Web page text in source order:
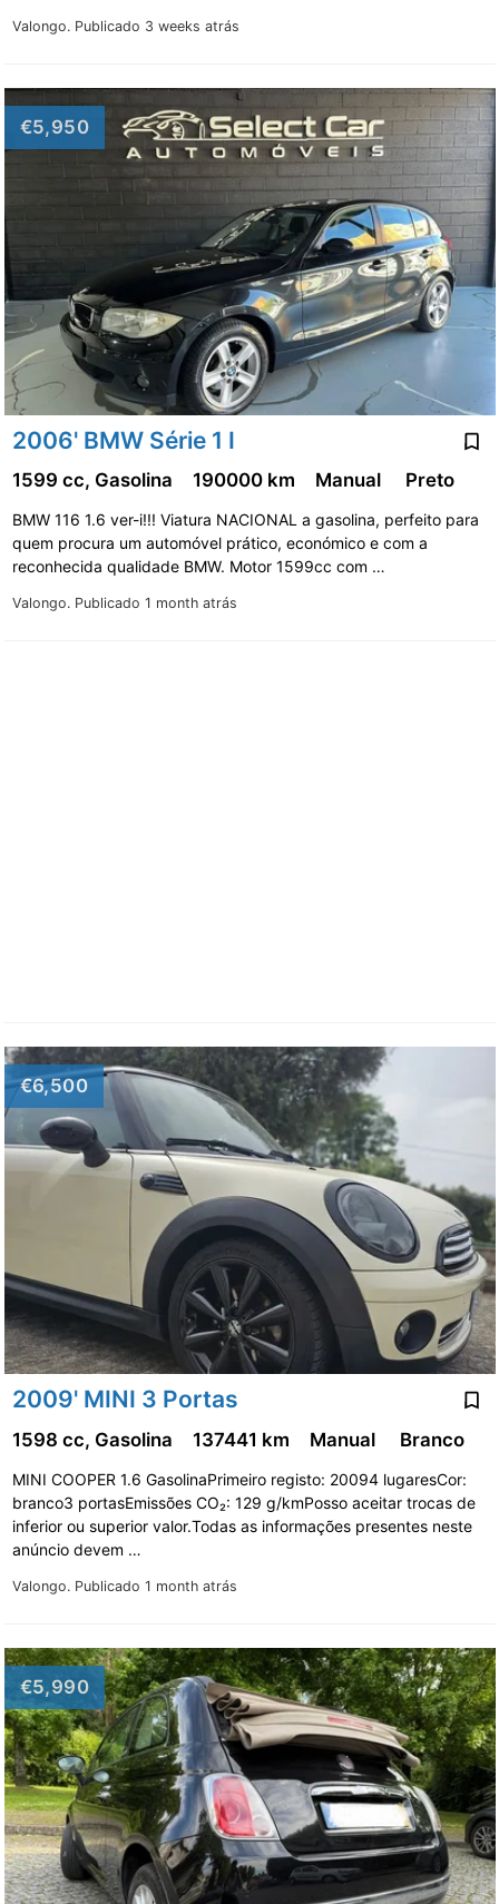
Valongo. Publicado 3 weeks atrás
€5,950
2006' BMW Série 1 I
Valongo. Publicado 1 month atrás
1599 cc, Gasolina 190000 km Manual Preto
BMW 116 1.6 ver-i!!! Viatura NACIONAL a gasolina, perfeito para
quem procura um automóvel prático, económico e com a
reconhecida qualidade BMW. Motor 1599cc com …
€6,500
2009' MINI 3 Portas
Valongo. Publicado 1 month atrás
1598 cc, Gasolina 137441 km Manual Branco
MINI COOPER 1.6 GasolinaPrimeiro registo: 20094 lugaresCor:
branco3 portasEmissões CO₂: 129 g/kmPosso aceitar trocas de
inferior ou superior valor.Todas as informações presentes neste
anúncio devem …
€5,990